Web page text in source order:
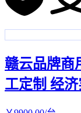
赣云品牌商
工定制 经